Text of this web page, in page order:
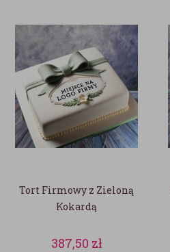
Tort Firmowy z Zieloną
Kokardą
387,50 zł